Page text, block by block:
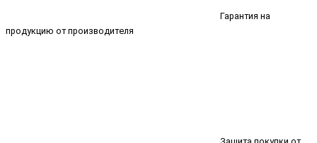
Гарантия на
продукцию от производителя